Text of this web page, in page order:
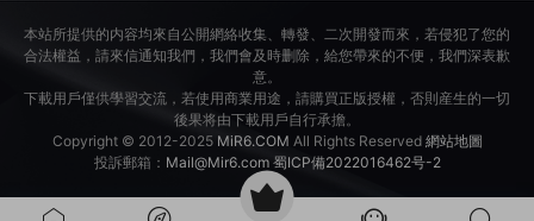
本站所提供的内容均來自公開網絡收集、轉發、二次開發而來，若侵犯了您的
合法權益，請來信通知我們，我們會及時删除，給您帶來的不便，我們深表歉
意。
下載用戶僅供學習交流，若使用商業用途，請購買正版授權，否則産生的一切
後果将由下載用戶自行承擔。
Copyright © 2012-2025 MiR6.COM All Rights Reserved 網站地圖
投訴郵箱： Mail@Mir6.com 蜀ICP備2022016462号-2